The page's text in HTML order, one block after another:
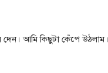
আমি কিছুটা কেঁপে উঠলাম।